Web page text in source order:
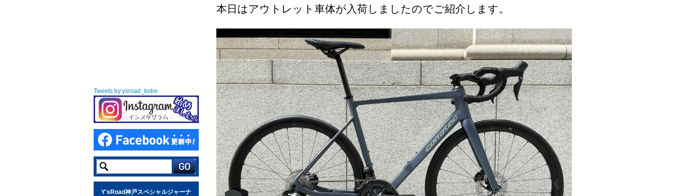
Tweets by ysroad_kobe
Y'sRoad神戸スペシャルジャーナ
本日はアウトレット車体が入荷しましたのでご紹介します。